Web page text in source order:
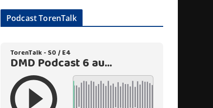
Podcast TorenTalk